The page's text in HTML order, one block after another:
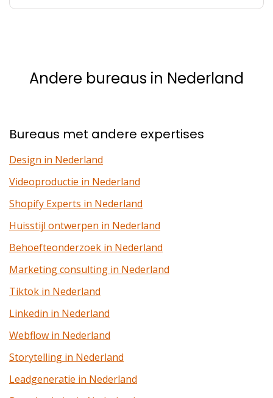
Andere bureaus in Nederland
Bureaus met andere expertises
Design in Nederland
Videoproductie in Nederland
Shopify Experts in Nederland
Huisstijl ontwerpen in Nederland
Behoefteonderzoek in Nederland
Marketing consulting in Nederland
Tiktok in Nederland
Linkedin in Nederland
Webflow in Nederland
Storytelling in Nederland
Leadgeneratie in Nederland